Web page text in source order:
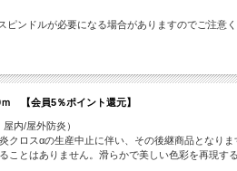
ンドルが必要になる場合がありますのでご注意く
【会員5％ポイント還元】
内/屋外防炎）
クロスαの生産中止に伴い、その後継商品となり
ことはありません。滑らかで美しい色彩を再現